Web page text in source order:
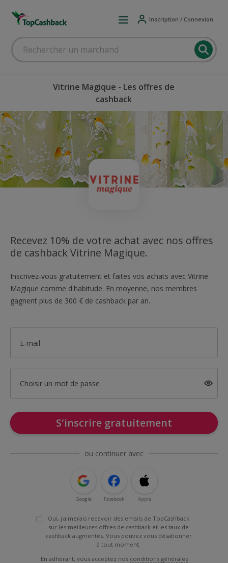
Inscription / Connexion
Vitrine Magique - Les offres de
cashback
Recevez 10% de votre achat avec nos offres
de cashback Vitrine Magique.
Inscrivez-vous gratuitement et faites vos achats avec Vitrine
Magique comme d'habitude. En moyenne, nos membres
gagnent plus de 300 € de cashback par an.
E-mail
Choisir un mot de passe
S'inscrire gratuitement
ou continuer avec
Google Facebook Apple
Oui, j'aimerais recevoir des emails de TopCashback
sur les meilleures offres de cashback et les taux de
cashback augmentés. Vous pouvez vous désabonner
à tout moment.
En adhérant, vous acceptez nos conditions générales